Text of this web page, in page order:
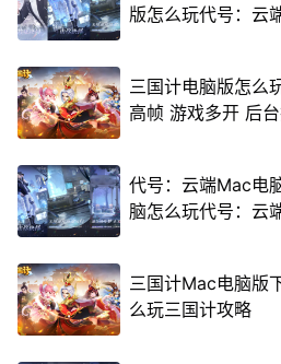
版怎么玩代号：云
三国计电脑版怎么
高帧 游戏多开 后
代号：云端Mac电
脑怎么玩代号：云
三国计Mac电脑版
么玩三国计攻略